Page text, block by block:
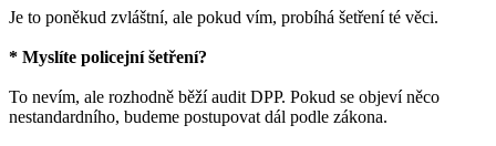
Je to poněkud zvláštní, ale pokud vím, probíhá šetření té věci.
* Myslíte policejní šetření?
To nevím, ale rozhodně běží audit DPP. Pokud se objeví něco
nestandardního, budeme postupovat dál podle zákona.